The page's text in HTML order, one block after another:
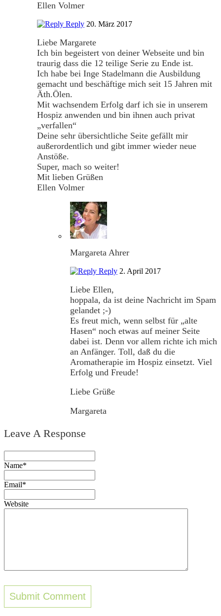
Ellen Volmer
Reply 20. März 2017
Liebe Margarete
Ich bin begeistert von deiner Webseite und bin
traurig dass die 12 teilige Serie zu Ende ist.
Ich habe bei Inge Stadelmann die Ausbildung
gemacht und beschäftige mich seit 15 Jahren mit
Äth.Ölen.
Mit wachsendem Erfolg darf ich sie in unserem
Hospiz anwenden und bin ihnen auch privat
„verfallen“
Deine sehr übersichtliche Seite gefällt mir
außerordentlich und gibt immer wieder neue
Anstöße.
Super, mach so weiter!
Mit lieben Grüßen
Ellen Volmer
Margareta Ahrer
Reply 2. April 2017
Liebe Ellen,
hoppala, da ist deine Nachricht im Spam
gelandet ;-)
Es freut mich, wenn selbst für „alte
Hasen“ noch etwas auf meiner Seite
dabei ist. Denn vor allem richte ich mich
an Anfänger. Toll, daß du die
Aromatherapie im Hospiz einsetzt. Viel
Erfolg und Freude!
Liebe Grüße
Margareta
Leave A Response
Name*
Email*
Website